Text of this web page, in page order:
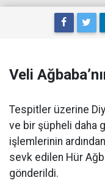
Veli
Tespitler üzerine
ve bir şüpheli daha
işlemlerinin
sevk edilen Hür
gönderildi.